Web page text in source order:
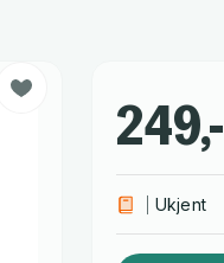
249,-
Ukjent